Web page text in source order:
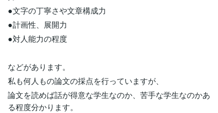
●文字の丁寧さや文章構成力
●計画性、展開力
●対人能力の程度
などがあります。
私も何人もの論文の採点を行っていますが、
論文を読めば話が得意な学生なのか、苦手な学生なのかあ
る程度分かります。